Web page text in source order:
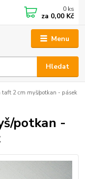
Menu
Hledat
0 ks
za 0,00 Kč
taft 2 cm myš/potkan - pásek
potkan -